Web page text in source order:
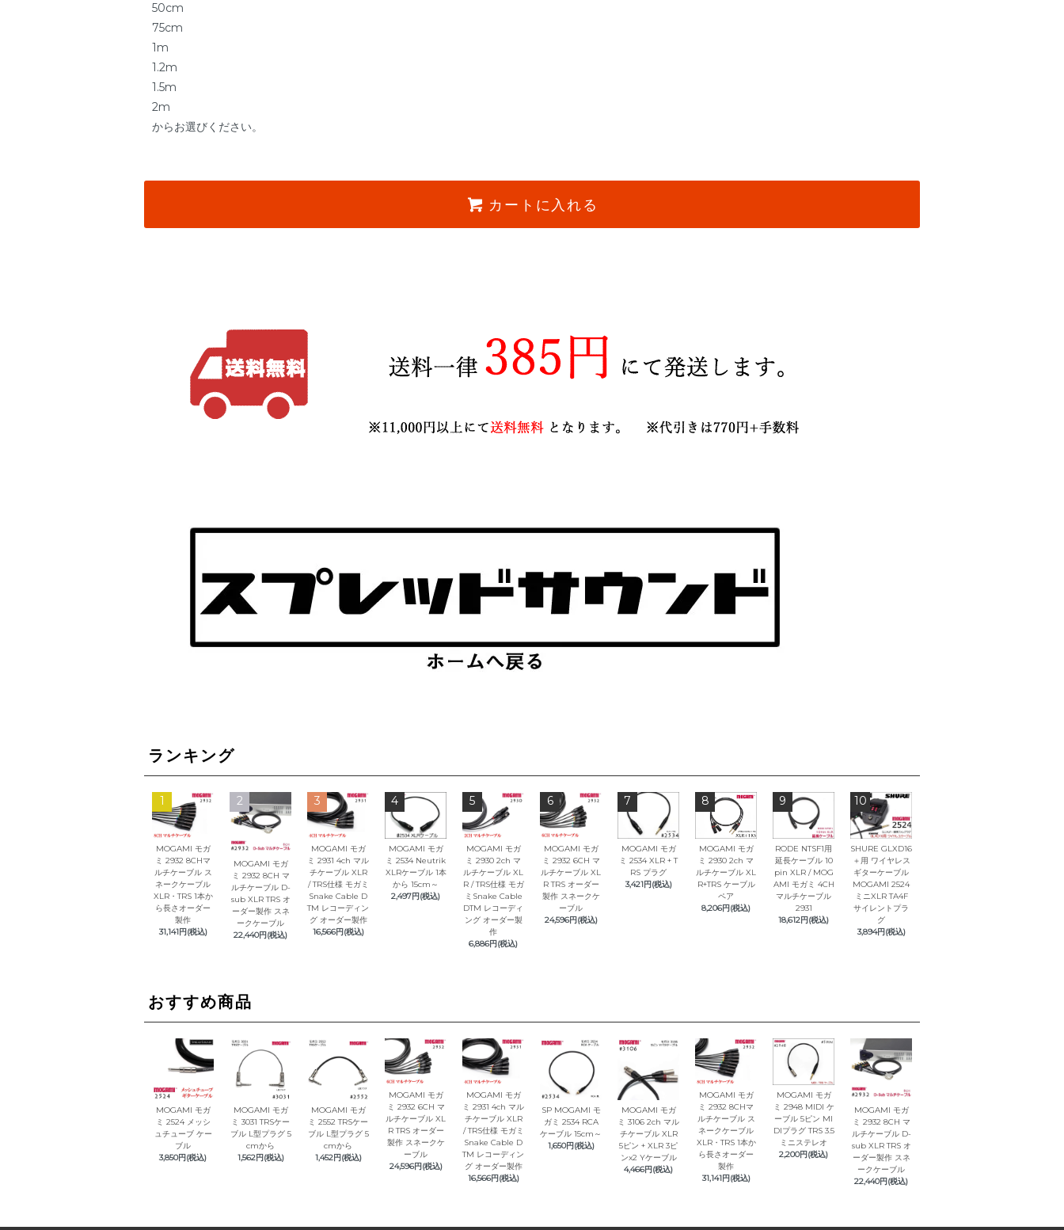
50cm
75cm
1m
1.2m
1.5m
2m
からお選びください。
カートに入れる
ランキング
1
MOGAMI モガ
ミ 2932 8CHマ
ルチケーブル ス
ネークケーブル
XLR・TRS 1本か
ら長さオーダー
製作
31,141円(税込)
2
MOGAMI モガ
ミ 2932 8CH マ
ルチケーブル D-
sub XLR TRS オ
ーダー製作 スネ
ークケーブル
22,440円(税込)
3
MOGAMI モガ
ミ 2931 4ch マル
チケーブル XLR
/ TRS仕様 モガミ
Snake Cable D
TM レコーディン
グ オーダー製作
16,566円(税込)
4
MOGAMI モガ
ミ 2534 Neutrik
XLRケーブル 1本
から 15cm～
2,497円(税込)
5
MOGAMI モガ
ミ 2930 2ch マ
ルチケーブル XL
R / TRS仕様 モガ
ミSnake Cable
DTM レコーディ
ング オーダー製
作
6,886円(税込)
6
MOGAMI モガ
ミ 2932 6CH マ
ルチケーブル XL
R TRS オーダー
製作 スネークケ
ーブル
24,596円(税込)
7
MOGAMI モガ
ミ 2534 XLR + T
RS プラグ
3,421円(税込)
8
MOGAMI モガ
ミ 2930 2ch マ
ルチケーブル XL
R+TRS ケーブル
ペア
8,206円(税込)
9
RODE NTSF1用
延長ケーブル 10
pin XLR / MOG
AMI モガミ 4CH
マルチケーブル
2931
18,612円(税込)
10
SHURE GLXD16
＋用 ワイヤレス
ギターケーブル
MOGAMI 2524
ミニXLR TA4F
サイレントプラ
グ
3,894円(税込)
おすすめ商品
MOGAMI モガ
ミ 2524 メッシ
ュチューブ ケー
ブル
3,850円(税込)
MOGAMI モガ
ミ 3031 TRSケー
ブル L型プラグ 5
cmから
1,562円(税込)
MOGAMI モガ
ミ 2552 TRSケー
ブル L型プラグ 5
cmから
1,452円(税込)
MOGAMI モガ
ミ 2932 6CH マ
ルチケーブル XL
R TRS オーダー
製作 スネークケ
ーブル
24,596円(税込)
MOGAMI モガ
ミ 2931 4ch マル
チケーブル XLR
/ TRS仕様 モガミ
Snake Cable D
TM レコーディン
グ オーダー製作
16,566円(税込)
SP MOGAMI モ
ガミ 2534 RCA
ケーブル 15cm～
1,650円(税込)
MOGAMI モガ
ミ 3106 2ch マル
チケーブル XLR
5ピン + XLR 3ピ
ンx2 Yケーブル
4,466円(税込)
MOGAMI モガ
ミ 2932 8CHマ
ルチケーブル ス
ネークケーブル
XLR・TRS 1本か
ら長さオーダー
製作
31,141円(税込)
MOGAMI モガ
ミ 2948 MIDI ケ
ーブル 5ピン MI
DIプラグ TRS 3.5
ミニステレオ
2,200円(税込)
MOGAMI モガ
ミ 2932 8CH マ
ルチケーブル D-
sub XLR TRS オ
ーダー製作 スネ
ークケーブル
22,440円(税込)